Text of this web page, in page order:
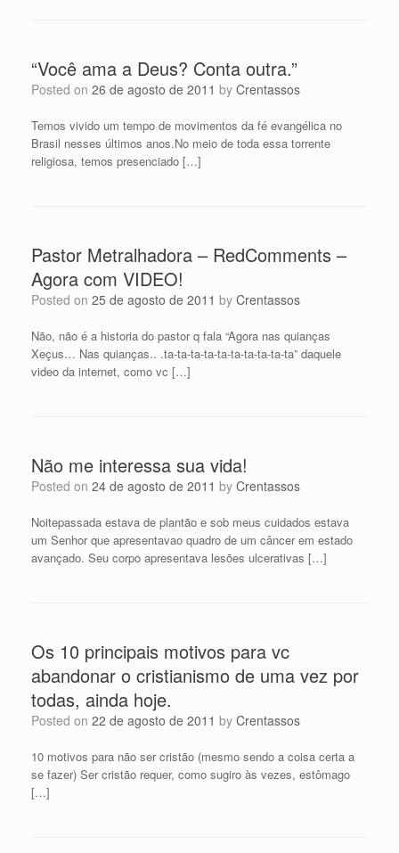
“Você ama a Deus? Conta outra.”
Posted on 26 de agosto de 2011 by Crentassos
Temos vivido um tempo de movimentos da fé evangélica no
Brasil nesses últimos anos.No meio de toda essa torrente
religiosa, temos presenciado […]
Pastor Metralhadora – RedComments –
Agora com VIDEO!
Posted on 25 de agosto de 2011 by Crentassos
Não, não é a historia do pastor q fala “Agora nas quianças
Xeçus… Nas quianças.. .ta-ta-ta-ta-ta-ta-ta-ta-ta-ta” daquele
video da internet, como vc […]
Não me interessa sua vida!
Posted on 24 de agosto de 2011 by Crentassos
Noitepassada estava de plantão e sob meus cuidados estava
um Senhor que apresentavao quadro de um câncer em estado
avançado. Seu corpo apresentava lesões ulcerativas […]
Os 10 principais motivos para vc
abandonar o cristianismo de uma vez por
todas, ainda hoje.
Posted on 22 de agosto de 2011 by Crentassos
10 motivos para não ser cristão (mesmo sendo a coisa certa a
se fazer) Ser cristão requer, como sugiro às vezes, estômago
[…]